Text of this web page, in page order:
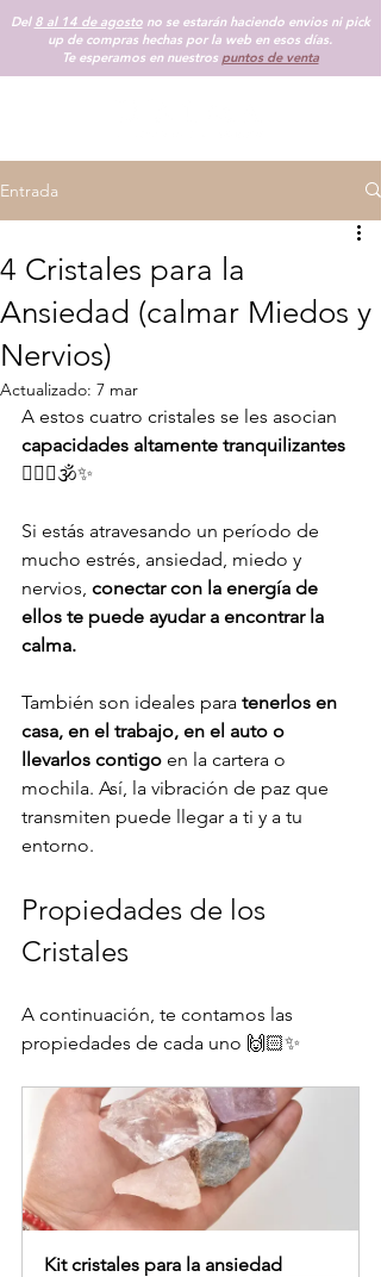
Del 8 al 14 de agostono se estarán haciendo envios ni pick
up de compras hechas por la web en esos días.
Te esperamos en nuestros puntos de venta
Entrada
4 Cristales para la
Ansiedad (calmar Miedos y
Nervios)
Actualizado: 7 mar
A estos cuatro cristales se les asocian
capacidades altamente tranquilizantes
🧘🏻‍♀️🕉✨
Si estás atravesando un período de
mucho estrés, ansiedad, miedo y
nervios, conectar con la energía de
ellos te puede ayudar a encontrar la
calma.
También son ideales para tenerlos en
casa, en el trabajo, en el auto o
llevarlos contigo en la cartera o
mochila. Así, la vibración de paz que
transmiten puede llegar a ti y a tu
entorno.
Propiedades de los
Cristales
A continuación, te contamos las
propiedades de cada uno 🙌🏻✨
Kit cristales para la ansiedad